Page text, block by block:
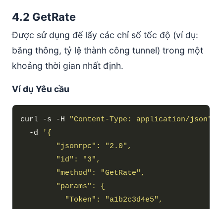
4.2 GetRate
Được sử dụng để lấy các chỉ số tốc độ (ví dụ:
băng thông, tỷ lệ thành công tunnel) trong một
khoảng thời gian nhất định.
Ví dụ Yêu cầu
curl -s -H "Content-Type: application/json"
  -d